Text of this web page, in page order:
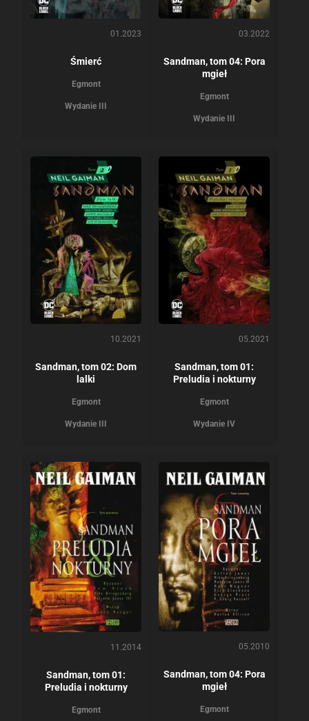
01.2023
Śmierć
Egmont
Wydanie III
03.2022
Sandman, tom 04: Pora
mgieł
Egmont
Wydanie III
10.2021
Sandman, tom 02: Dom
lalki
Egmont
Wydanie III
05.2021
Sandman, tom 01:
Preludia i nokturny
Egmont
Wydanie IV
11.2014
Sandman, tom 01:
Preludia i nokturny
Egmont
05.2010
Sandman, tom 04: Pora
mgieł
Egmont